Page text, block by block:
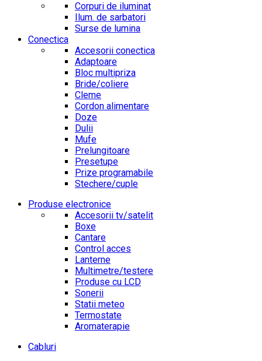
Corpuri de iluminat
Ilum. de sarbatori
Surse de lumina
Conectica
Accesorii conectica
Adaptoare
Bloc multipriza
Bride/coliere
Cleme
Cordon alimentare
Doze
Dulii
Mufe
Prelungitoare
Presetupe
Prize programabile
Stechere/cuple
Produse electronice
Accesorii tv/satelit
Boxe
Cantare
Control acces
Lanterne
Multimetre/testere
Produse cu LCD
Sonerii
Statii meteo
Termostate
Aromaterapie
Cabluri